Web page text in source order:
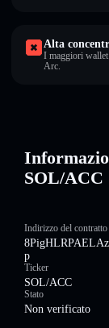
Alta
I maggiori wallet
Arc.
SOL/ACC
Indirizzo del
p
Ticker
SOL/ACC
Stato
Non verificato